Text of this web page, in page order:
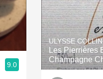
9.0
ULYSSE COLLIN
Les Pierrières
Champagne